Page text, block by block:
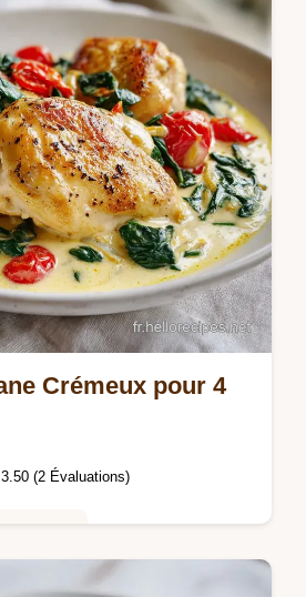
de timing pas à pas.
Crémeux pour 4
3.50 (2 Évaluations)
Toscane Crémeux.